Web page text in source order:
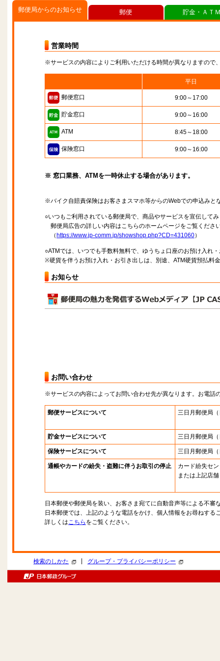
郵便局からのお知らせ
営業時間
※サービスの内容によりご利用いただける時間が異なりますので
平日
郵便窓口 9:00～17:00
貯金窓口 9:00～16:00
ATM 8:45～18:00
保険窓口 9:00～16:00
※ 窓口業務、ATMを一時休止する場合があります。
※バイク自賠責保険はお客さまスマホ等からのWebでの申込みと
○いつもご利用されている郵便局で、商品やサービスを宣伝して
郵便局広告の詳しい内容はこちらのホームページをご覧くださ
（ https://www.jp-comm.jp/showshop.php?CD=431060）
○ATMでは、いつでも手数料無料で、ゆうちょ口座のお預け入れ
※硬貨を伴うお預け入れ・お引き出しは、別途、ATM硬貨預払料
お知らせ
お問い合わせ
※サービスの内容によってお問い合わせ先が異なります。お電話
郵便サービスについて 三日月郵便局
貯金サービスについて 三日月郵便局
保険サービスについて 三日月郵便局
通帳やカードの紛失・盗難に伴うお取引の停止
カード紛失セ
または上記店舗
日本郵便や郵便局を装い、お客さま宛てに自動音声等による不審
日本郵便では、上記のような電話をかけ、個人情報をお尋ねする
詳しくはこちら をご覧ください。
郵便 貯金・ＡＴ
検索のしかた グループ・プライバシーポリシー